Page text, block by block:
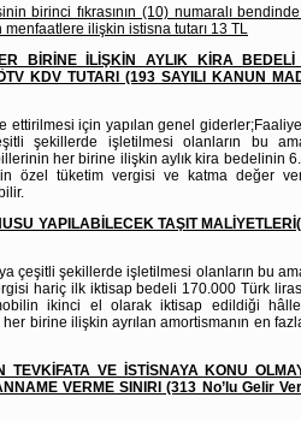
birinci fıkrasının (10) numaralı
ilişkin istisna tutarı 13 TL
BİRİNE İLİŞKİN AYLIK KİRA BEDELİ
KDV TUTARI (193 SAYILI KANUN
ettirilmesi için yapılan genel
şekillerde işletilmesi olanların bu
her birine ilişkin aylık kira bedelinin
özel tüketim vergisi ve katma değer
YAPILABİLECEK TAŞIT
çeşitli şekillerde işletilmesi olanların bu
hariç ilk iktisap bedeli 170.000 Türk
ikinci el olarak iktisap edildiği
birine ilişkin ayrılan amortismanın en
VE İSTİSNAYA KONU
VERME SINIRI (313 No’lu Gelir